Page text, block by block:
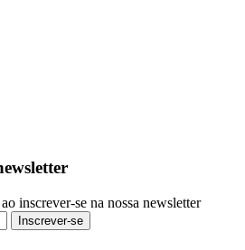
inscrever-se na nossa newsletter
Inscrever-se